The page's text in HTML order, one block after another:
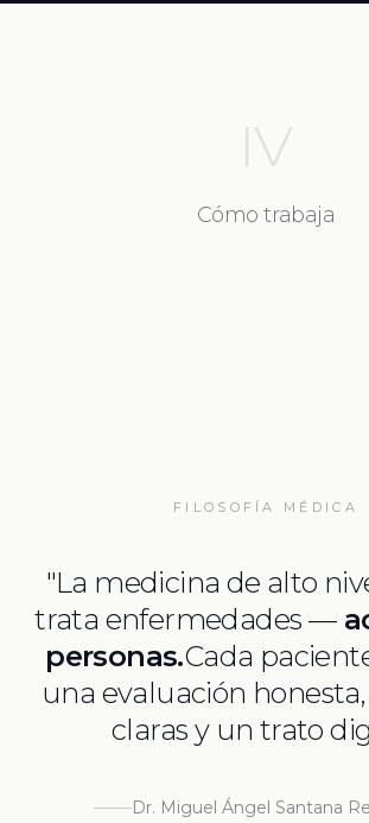
IV
Cómo trabaja
FILOSOFÍA MÉDICA
"La medicina de alto
trata enfermedades —
personas.Cada
una evaluación
claras y un trato
Dr. Miguel Ángel Santana